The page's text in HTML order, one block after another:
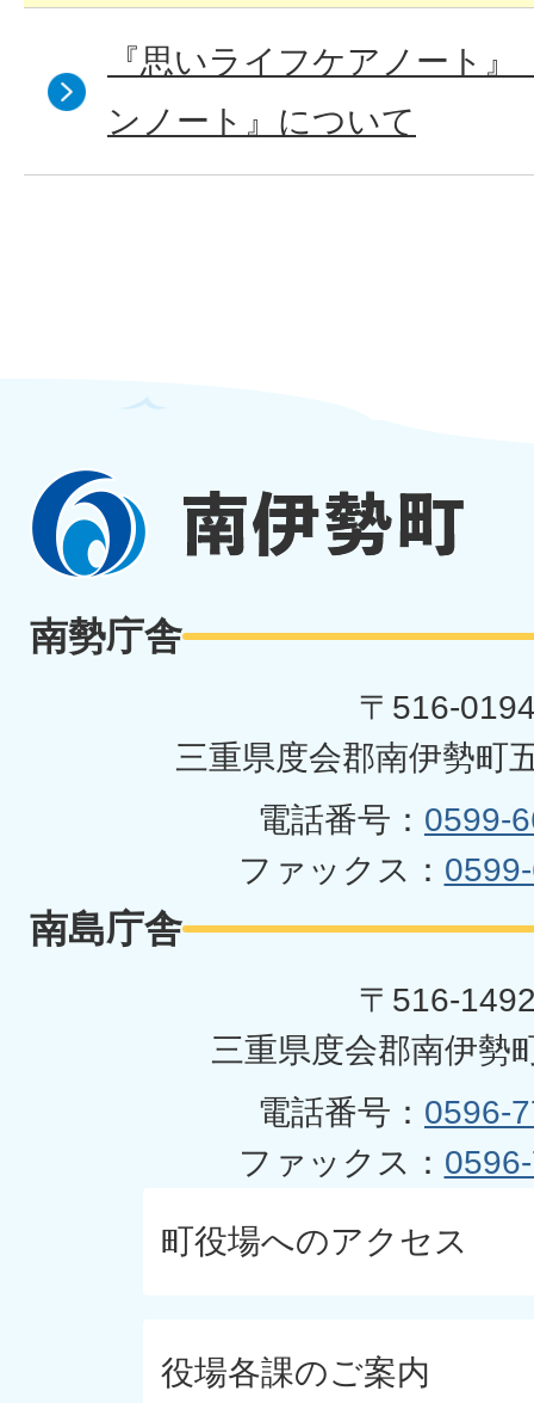
『思いライフケアノート
ンノート』について
南勢庁舎
〒516-
三重県度会郡南伊勢町
電話番号： 0599-
ファックス：
南島庁舎
〒516-
三重県度会郡南伊勢
電話番号： 0596-
ファックス：
町役場へのアクセス
役場各課のご案内